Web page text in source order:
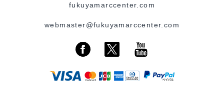
fukuyamarccenter.com
webmaster@fukuyamarccenter.com